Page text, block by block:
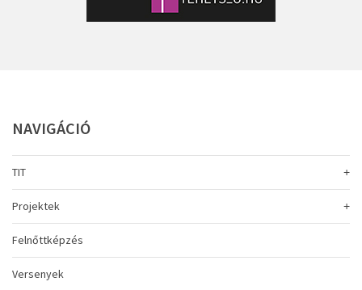
NAVIGÁCIÓ
TIT
Projektek
Felnőttképzés
Versenyek